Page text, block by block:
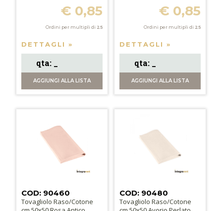
€ 0,85
Ordini per multipli di 25
DETTAGLI »
AGGIUNGIALLA LISTA
€ 0,85
Ordini per multipli di 25
DETTAGLI »
AGGIUNGI ALLA LISTA
COD: 90460
Tovagliolo Raso/Cotone
COD: 90480
Tovagliolo Raso/Cotone